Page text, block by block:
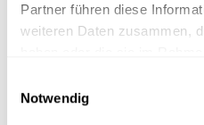
Partner führen diese
weiteren Daten zusammen,
Notwendig